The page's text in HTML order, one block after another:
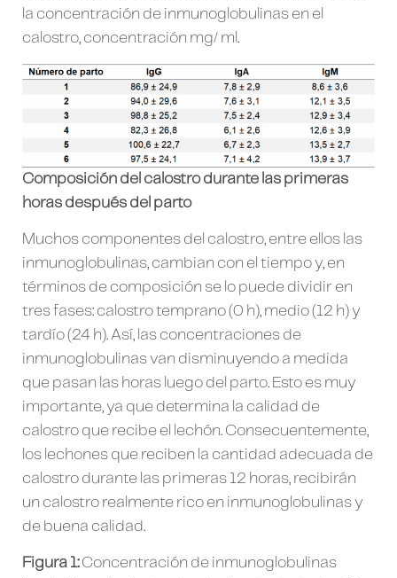
la concentración de inmunoglobulinas en el
calostro, concentración mg/ ml.
Composición del calostro durante las primeras
horas después del parto
Muchos componentes del calostro, entre ellos las
inmunoglobulinas, cambian con el tiempo y, en
términos de composición se lo puede dividir en
tres fases: calostro temprano (0 h), medio (12 h) y
tardío (24 h). Así, las concentraciones de
inmunoglobulinas van disminuyendo a medida
que pasan las horas luego del parto. Esto es muy
importante, ya que determina la calidad de
calostro que recibe el lechón. Consecuentemente,
los lechones que reciben la cantidad adecuada de
calostro durante las primeras 12 horas, recibirán
un calostro realmente rico en inmunoglobulinas y
de buena calidad.
Figura 1:Concentración de inmunoglobulinas